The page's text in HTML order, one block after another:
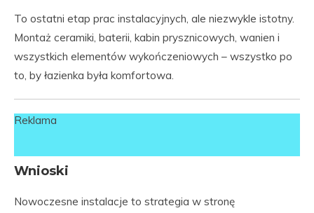
To ostatni etap prac instalacyjnych, ale niezwykle istotny.
Montaż ceramiki, baterii, kabin prysznicowych, wanien i
wszystkich elementów wykończeniowych – wszystko po
to, by łazienka była komfortowa.
Reklama
Wnioski
Nowoczesne instalacje to strategia w stronę